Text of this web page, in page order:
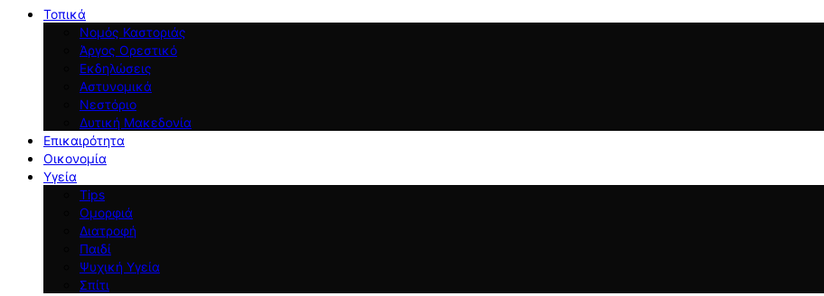
Τοπικά
Νομός Καστοριάς
Άργος Ορεστικό
Εκδηλώσεις
Αστυνομικά
Νεστόριο
Δυτική Μακεδονία
Επικαιρότητα
Οικονομία
Υγεία
Tips
Ομορφιά
Διατροφή
Παιδί
Ψυχική Υγεία
Σπίτι